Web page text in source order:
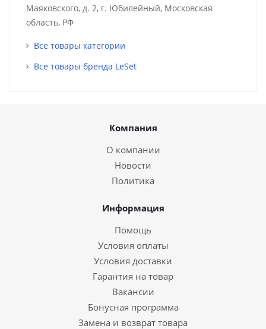
Маяковского, д. 2, г. Юбилейный, Московская
область, РФ
Все товары категории
Все товары бренда LeSet
Компания
О компании
Новости
Политика
Информация
Помощь
Условия оплаты
Условия доставки
Гарантия на товар
Вакансии
Бонусная программа
Замена и возврат товара